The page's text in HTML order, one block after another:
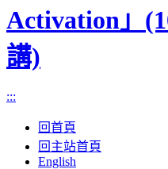
Activation」
講)
:::
回首頁
回主站首頁
English